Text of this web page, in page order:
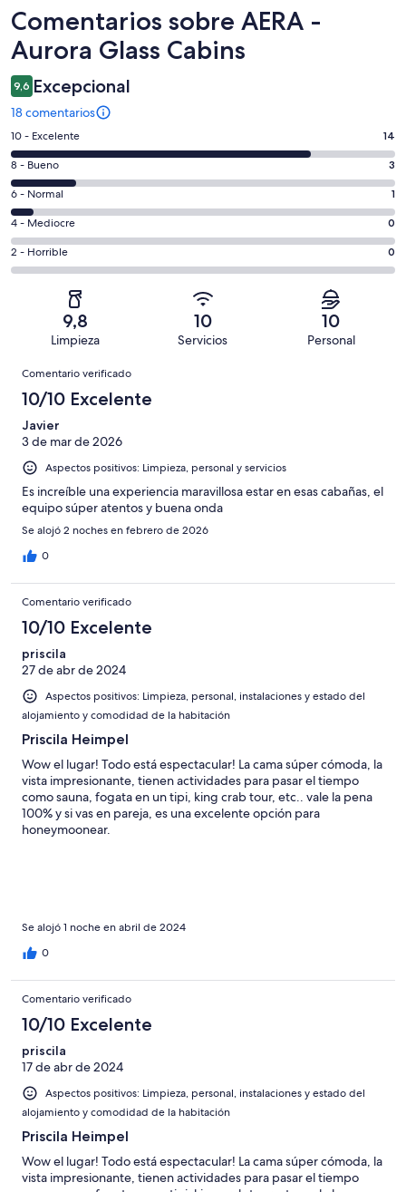
Comentarios
Comentarios sobre AERA -
Aurora Glass Cabins
9,6 Excepcional
18 comentarios
14
comentarios
de
un
total
de
18
con
puntuación
10 - Excelente 14
3
comentarios
de
un
total
de
puntuación
8 - Bueno 3
1
comentarios
de
un
total
puntuación
Normal
6 - Normal 1
0
comentarios
de
una
puntuación
Mediocre
4 - Mediocre 0
0
comentarios
una
puntuación
de
Horrible
2 - Horrible 0
9,8
Limpieza
10
Servicios
10
Personal
Comentarios
Comentario verificado
10/10 Excelente
Javier
3 de mar de 2026
Aspectos positivos: Limpieza, personal y servicios
Es increíble una experiencia maravillosa estar en esas cabañas, el
equipo súper atentos y buena onda
Se alojó 2 noches en febrero de 2026
0
Comentario verificado
10/10 Excelente
priscila
27 de abr de 2024
Aspectos positivos: Limpieza, personal, instalaciones y estado del
alojamiento y comodidad de la habitación
Priscila Heimpel
Wow el lugar! Todo está espectacular! La cama súper cómoda, la
vista impresionante, tienen actividades para pasar el tiempo
como sauna, fogata en un tipi, king crab tour, etc.. vale la pena
100% y si vas en pareja, es una excelente opción para
honeymoonear.
Se alojó 1 noche en abril de 2024
0
Comentario verificado
10/10 Excelente
priscila
17 de abr de 2024
Aspectos positivos: Limpieza, personal, instalaciones y estado del
alojamiento y comodidad de la habitación
Priscila Heimpel
Wow el lugar! Todo está espectacular! La cama súper cómoda, la
vista impresionante, tienen actividades para pasar el tiempo